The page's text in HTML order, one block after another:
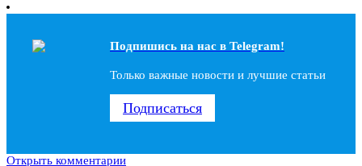
Подпишись на наc в Telegram!
Только важные новости и лучшие статьи
Подписаться
Открыть комментарии